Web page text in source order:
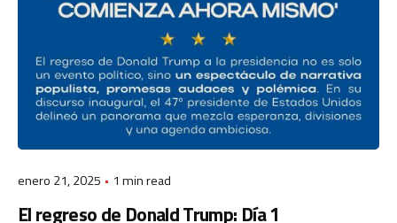
enero 21, 2025 1 min read
El regreso de Donald Trump: Día 1